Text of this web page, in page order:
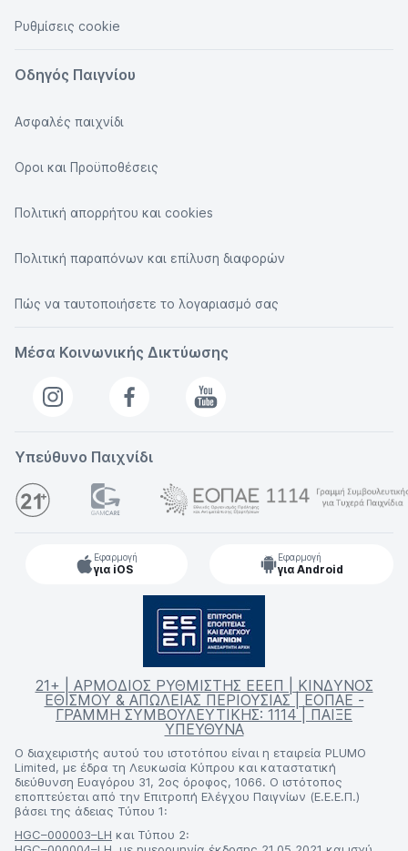
Ρυθμίσεις cookie
Οδηγός Παιγνίου
Ασφαλές παιχνίδι
Οροι και Προϋποθέσεις
Πολιτική απορρήτου και cookies
Πολιτική παραπόνων και επίλυση διαφορών
Πώς να ταυτοποιήσετε το λογαριασμό σας
Μέσα Κοινωνικής Δικτύωσης
Υπεύθυνο Παιχνίδι
Εφαρμογή
για iOS
Εφαρμογή
για Android
21+ | ΑΡΜΟΔΙΟΣ ΡΥΘΜΙΣΤΗΣ ΕΕΕΠ | ΚΙΝΔΥΝΟΣ
ΕΘΙΣΜΟΥ & ΑΠΩΛΕΙΑΣ ΠΕΡΙΟΥΣΙΑΣ | ΕΟΠΑΕ -
ΓΡΑΜΜΗ ΣΥΜΒΟΥΛΕΥΤΙΚΗΣ: 1114 | ΠΑΙΞΕ
ΥΠΕΥΘΥΝΑ
Ο διαχειριστής αυτού του ιστοτόπου είναι η εταιρεία PLUMO
Limited, με έδρα τη Λευκωσία Κύπρου και καταστατική
διεύθυνση Ευαγόρου 31, 2ος όροφος, 1066. Ο ιστότοπος
εποπτεύεται από την Επιτροπή Ελέγχου Παιγνίων (Ε.Ε.Ε.Π.)
βάσει της άδειας Τύπου 1:
HGC–000003–LH και Τύπου 2: